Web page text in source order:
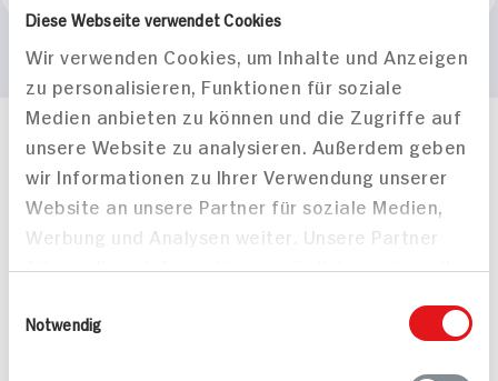
Diese Webseite verwendet Cookies
Wir verwenden Cookies, um Inhalte und Anzeigen
zu personalisieren, Funktionen für soziale
Medien anbieten zu können und die Zugriffe auf
unsere Website zu analysieren. Außerdem geben
wir Informationen zu Ihrer Verwendung unserer
Website an unsere Partner für soziale Medien,
Werbung und Analysen weiter. Unsere Partner
führen diese Informationen möglicherweise mit
bereitgestellt haben oder die sie im Rahmen
Notwendig
Häufig gestellte Fragen
Mehr Informationen in unserem FAQ
kontakt
hit.de
Wir beantworten gerne Ihre Fragen
Folgen Sie uns auf TikTok